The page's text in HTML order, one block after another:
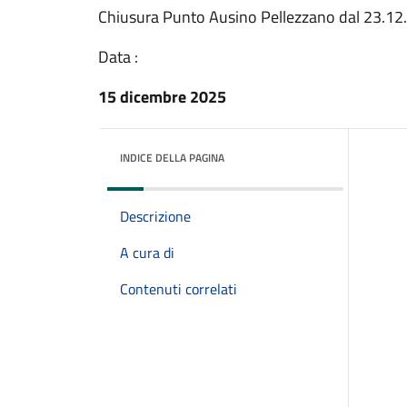
Chiusura Punto Ausino Pellezzano dal
Data :
15 dicembre 2025
INDICE DELLA PAGINA
Descrizione
A cura di
Contenuti correlati